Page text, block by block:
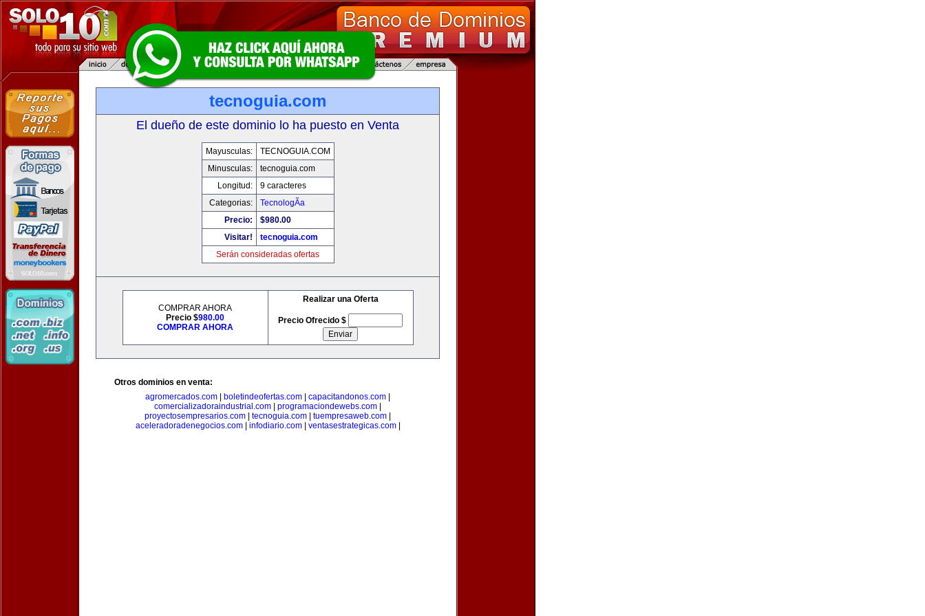
tecnoguia.com
El dueño de este dominio lo ha puesto en Venta
Mayusculas:
TECNOGUIA.COM
Minusculas:
tecnoguia.com
Longitud:
9 caracteres
Categorias:
TecnologÃ­a
Precio:
$980.00
Visitar!
tecnoguia.com
Serán consideradas ofertas
COMPRAR AHORA
Precio $980.00
COMPRAR AHORA
Realizar una Oferta
Precio Ofrecido $
Otros dominios en venta:
agromercados.com
boletindeofertas.com capacitandonos.com
comercializadoraindustrial.com
programaciondewebs.com
proyectosempresarios.com
tecnoguia.com tuempresaweb.com
aceleradoradenegocios.com| infodiario.com| ventasestrategicas.com|